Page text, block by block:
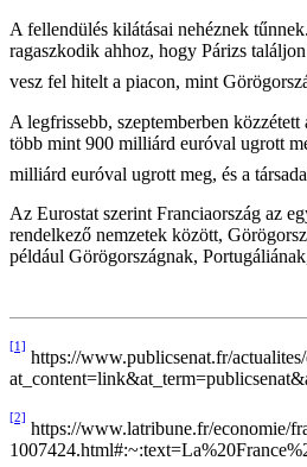
A fellendülés kilátásai nehéznek
ragaszkodik ahhoz, hogy Párizs
vesz fel hitelt a piacon, mint
A legfrissebb, szeptemberben
több mint 900 milliárd euróval ugrott
milliárd euróval ugrott meg, és a
Az Eurostat szerint Franciaország az
rendelkező nemzetek között,
például Görögországnak,
[1]
https://www.publicsenat.fr/
[2]
https://www.latribune.fr/economie/